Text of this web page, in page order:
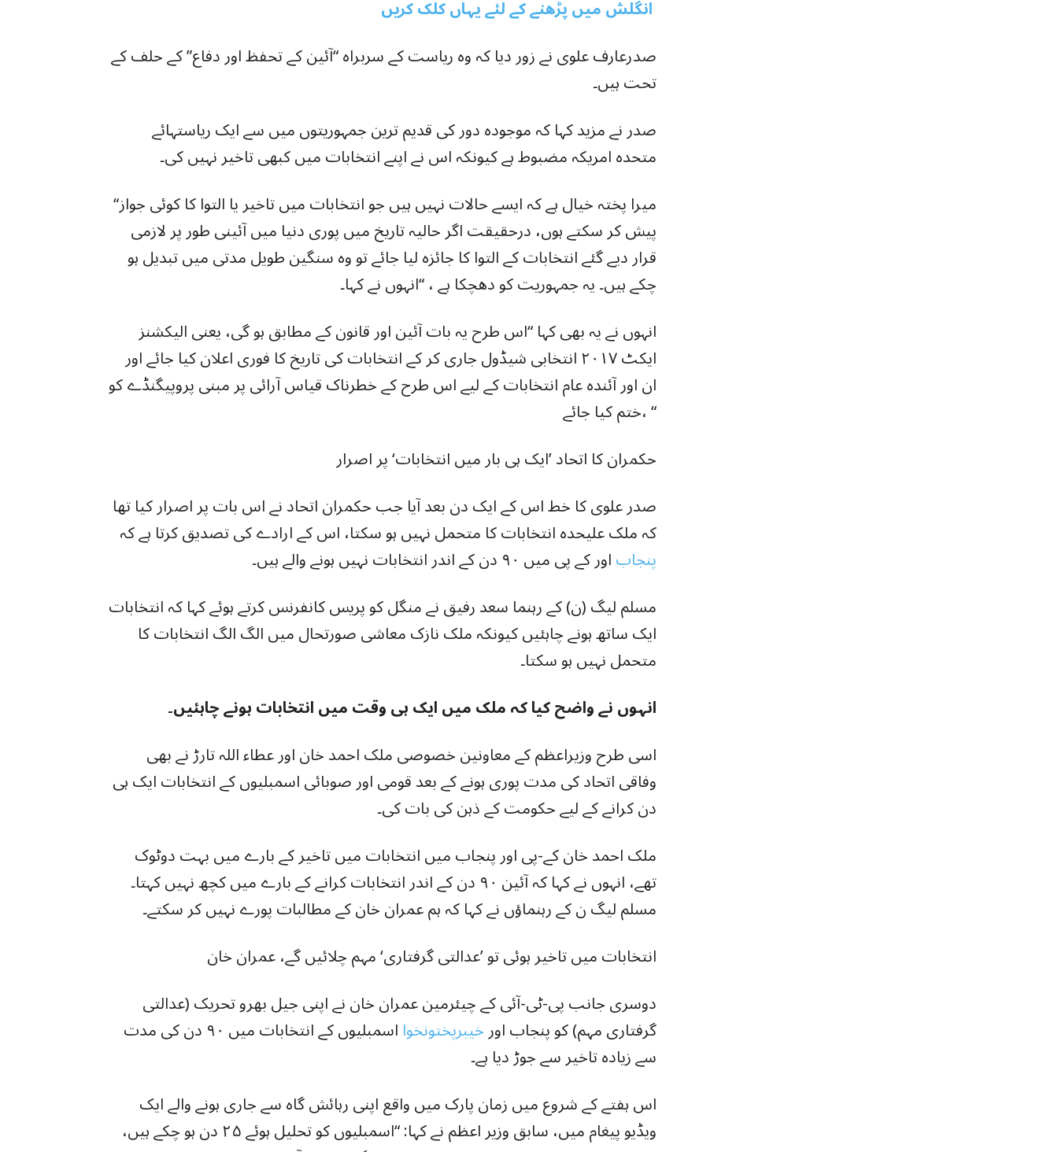
صدرعارف علوی نے زور دیا کہ وہ ریاست کے سربراہ “آئین کے تحفظ اور دفاع” کے حلف کے
تحت ہیں۔
صدر نے مزید کہا کہ موجودہ دور کی قدیم ترین جمہوریتوں میں سے ایک ریاستہائے
متحدہ امریکہ مضبوط ہے کیونکہ اس نے اپنے انتخابات میں کبھی تاخیر نہیں کی۔
“میرا پختہ خیال ہے کہ ایسے حالات نہیں ہیں جو انتخابات میں تاخیر یا التوا کا کوئی جواز
پیش کر سکتے ہوں، درحقیقت اگر حالیہ تاریخ میں پوری دنیا میں آئینی طور پر لازمی
قرار دیے گئے انتخابات کے التوا کا جائزہ لیا جائے تو وہ سنگین طویل مدتی میں تبدیل ہو
چکے ہیں۔ یہ جمہوریت کو دھچکا ہے ، “انہوں نے کہا۔
انہوں نے یہ بھی کہا “اس طرح یہ بات آئین اور قانون کے مطابق ہو گی، یعنی الیکشنز
ایکٹ ۲۰۱۷ انتخابی شیڈول جاری کر کے انتخابات کی تاریخ کا فوری اعلان کیا جائے اور
ان اور آئندہ عام انتخابات کے لیے اس طرح کے خطرناک قیاس آرائی پر مبنی پروپیگنڈے کو
ختم کیا جائے، “
حکمران کا اتحاد ’ایک ہی بار میں انتخابات‘ پر اصرار
صدر علوی کا خط اس کے ایک دن بعد آیا جب حکمران اتحاد نے اس بات پر اصرار کیا تھا
کہ ملک علیحدہ انتخابات کا متحمل نہیں ہو سکتا، اس کے ارادے کی تصدیق کرتا ہے کہ
پنجاباور کے پی میں ۹۰ دن کے اندر انتخابات نہیں ہونے والے ہیں۔
مسلم لیگ (ن) کے رہنما سعد رفیق نے منگل کو پریس کانفرنس کرتے ہوئے کہا کہ انتخابات
ایک ساتھ ہونے چاہئیں کیونکہ ملک نازک معاشی صورتحال میں الگ الگ انتخابات کا
متحمل نہیں ہو سکتا۔
انہوں نے واضح کیا کہ ملک میں ایک ہی وقت میں انتخابات ہونے چاہئیں۔
اسی طرح وزیراعظم کے معاونین خصوصی ملک احمد خان اور عطاء اللہ تارڑ نے بھی
وفاقی اتحاد کی مدت پوری ہونے کے بعد قومی اور صوبائی اسمبلیوں کے انتخابات ایک ہی
دن کرانے کے لیے حکومت کے ذہن کی بات کی۔
ملک احمد خان کے-پی اور پنجاب میں انتخابات میں تاخیر کے بارے میں بہت دوٹوک
تھے، انہوں نے کہا کہ آئین ۹۰ دن کے اندر انتخابات کرانے کے بارے میں کچھ نہیں کہتا۔
مسلم لیگ ن کے رہنماؤں نے کہا کہ ہم عمران خان کے مطالبات پورے نہیں کر سکتے۔
انتخابات میں تاخیر ہوئی تو ’عدالتی گرفتاری‘ مہم چلائیں گے، عمران خان
دوسری جانب پی-ٹی-آئی کے چیئرمین عمران خان نے اپنی جیل بھرو تحریک (عدالتی
گرفتاری مہم) کو پنجاب اورخیبرپختونخوا
اسمبلیوں کے انتخابات میں ۹۰ دن کی مدت
سے زیادہ تاخیر سے جوڑ دیا ہے۔
اس ہفتے کے شروع میں زمان پارک میں واقع اپنی رہائش گاہ سے جاری ہونے والے ایک
ویڈیو پیغام میں، سابق وزیر اعظم نے کہا: “اسمبلیوں کو تحلیل ہوئے ۲۵ دن ہو چکے ہیں،